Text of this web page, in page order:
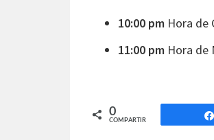
10:00 pm Hora de
11:00 pm Hora de
0
COMPARTIR